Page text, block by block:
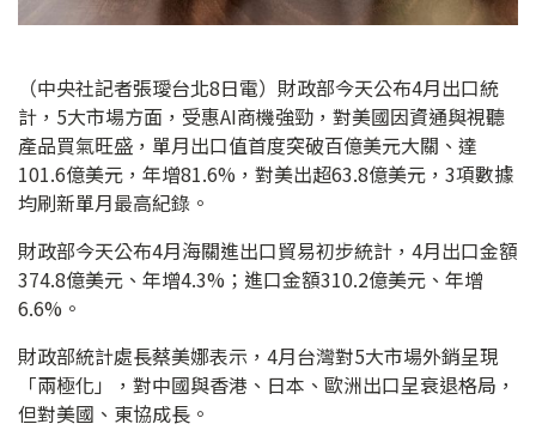
（中央社記者張璦台北8日電）財政部今天公布4月出口統
計，5大市場方面，受惠AI商機強勁，對美國因資通與視聽
產品買氣旺盛，單月出口值首度突破百億美元大關、達
101.6億美元，年增81.6%，對美出超63.8億美元，3項數據
均刷新單月最高紀錄。
財政部今天公布4月海關進出口貿易初步統計，4月出口金額
374.8億美元、年增4.3%；進口金額310.2億美元、年增
6.6%。
財政部統計處長蔡美娜表示，4月台灣對5大市場外銷呈現
「兩極化」，對中國與香港、日本、歐洲出口呈衰退格局，
但對美國、東協成長。